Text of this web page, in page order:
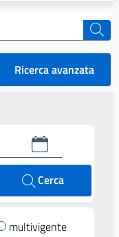
cerca
Ricerca avanzata
Cerca
multivigente